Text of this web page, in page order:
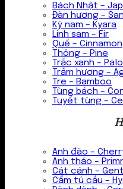
Bách Nhật –
Đàn hương –
Kỳ nam – Kyara
Linh sam – Fir
Quế – Cinnamon
Thông – Pine
Trắc xanh –
Trầm hương –
Tre – Bamboo
Tùng bách –
Tuyết tùng –
Anh đào –
Anh thảo –
Cát cánh –
Cẩm tú cầu –